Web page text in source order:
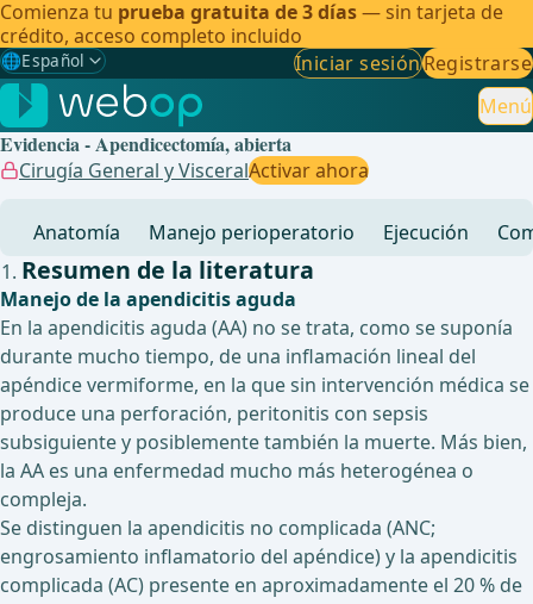
Comienza tu prueba gratuita de 3 días— sin tarjeta de
crédito, acceso completo incluido
🌐Español
Gewählte Sprache: Español
🇩🇪 Alemán
🇬🇧Inglés
🇧🇷
Iniciar sesiónRegistrarse
Menú
Evidencia - Apendicectomía, abierta
Cirugía General y VisceralActivar ahora
Anatomía Manejo perioperatorio Ejecución
Resumen de la literatura
Manejo de la apendicitis aguda
En la apendicitis aguda (AA) no se trata, como se suponía
durante mucho tiempo, de una inflamación lineal del
apéndice vermiforme, en la que sin intervención médica se
produce una perforación, peritonitis con sepsis
subsiguiente y posiblemente también la muerte. Más bien,
la AA es una enfermedad mucho más heterogénea o
compleja.
Se distinguen la apendicitis no complicada (ANC;
engrosamiento inflamatorio del apéndice) y la apendicitis
complicada (AC) presente en aproximadamente el 20 % de